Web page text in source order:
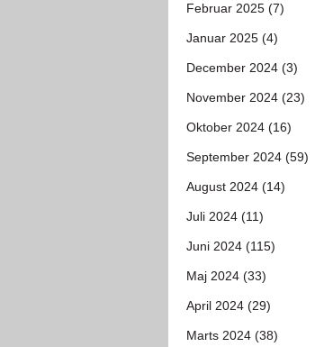
Februar 2025 (7)
Januar 2025 (4)
December 2024 (3)
November 2024 (23)
Oktober 2024 (16)
September 2024 (59)
August 2024 (14)
Juli 2024 (11)
Juni 2024 (115)
Maj 2024 (33)
April 2024 (29)
Marts 2024 (38)